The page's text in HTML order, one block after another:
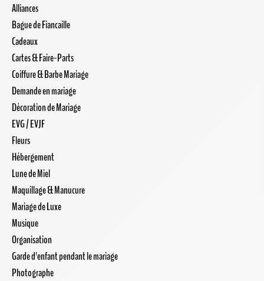
Alliances
Bague de Fiancaille
Cadeaux
Cartes & Faire-Parts
Coiffure & Barbe Mariage
Demande en mariage
Décoration de Mariage
EVG / EVJF
Fleurs
Hébergement
Lune de Miel
Maquillage & Manucure
Mariage de Luxe
Musique
Organisation
Garde d'enfant pendant le mariage
Photographe